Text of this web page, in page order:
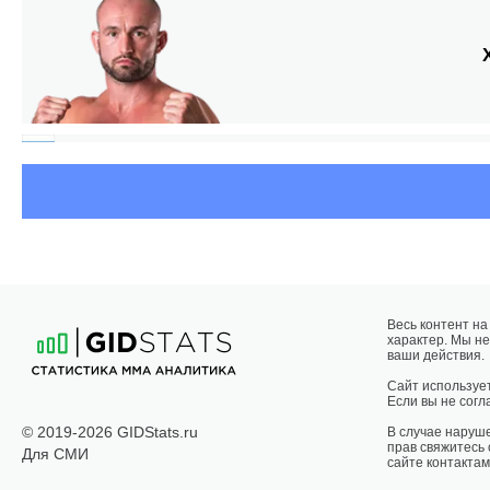
© 2019-2026 GIDStats.ru
Для СМИ
Весь контент
характер. Мы
ваши действия.
Сайт
Если вы не
В случае
прав
сайте